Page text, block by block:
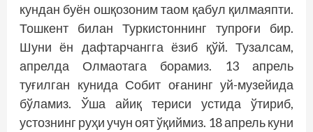
кундан буён ошқозоним таом қабул қилмаяпти.
Тошкент билан Туркистоннинг тупроғи бир.
Шуни ён дафтарчангга ёзиб қўй. Тузалсам,
апрелда Олмаотага борамиз. 13 апрель
туғилган кунида Собит оғанинг уй-музейида
бўламиз. Ўша айиқ териси устида ўтириб,
устознинг руҳи учун оят ўқиймиз. 18 апрель куни